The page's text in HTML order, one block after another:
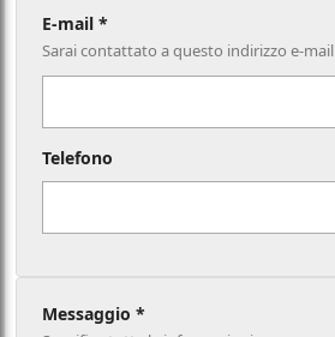
E-mail *
Sarai contattato a questo indirizzo e-mail
Telefono
Messaggio *